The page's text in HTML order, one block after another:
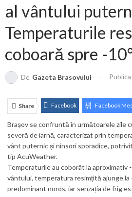
al vântului
Temperaturile
coboară spre -
De Gazeta Brasovului
Share Facebook Facebook
ReddIt Linkedin
Print
Brașov se confruntă în următoarele zile
severă de iarnă, caracterizat prin
vânt puternic și ninsori sporadice,
tip AcuWeather.
Temperaturile au coborât la aproximativ -
vântului, temperatura resimțită ajunge
predominant noros, iar senzația de frig